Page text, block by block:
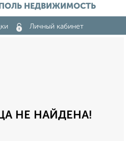
НЕДВИЖИМОСТЬ
Личный кабинет
НЕ НАЙДЕНА!